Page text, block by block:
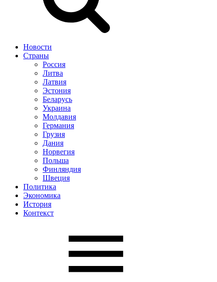
Новости
Страны
Россия
Литва
Латвия
Эстония
Беларусь
Украина
Молдавия
Германия
Грузия
Дания
Норвегия
Польша
Финляндия
Швеция
Политика
Экономика
История
Контекст